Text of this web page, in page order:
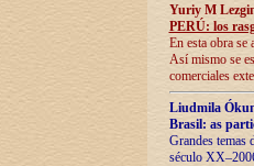
Yuriy M
PERÚ: los
En esta obra se
Así mismo se
comerciales
Liudmila
Brasil: as
Grandes temas
século